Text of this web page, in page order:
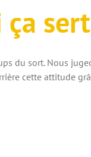
ça
du sort. Nous
cette attitude